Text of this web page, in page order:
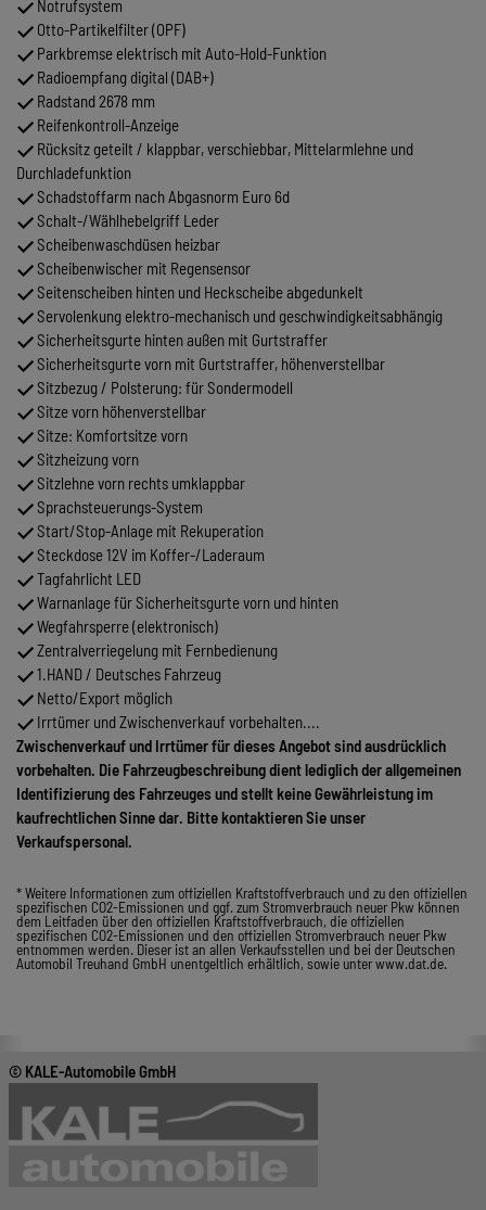
Notrufsystem
Otto-Partikelfilter (OPF)
Parkbremse elektrisch mit Auto-Hold-Funktion
Radioempfang digital (DAB+)
Radstand 2678 mm
Reifenkontroll-Anzeige
Rücksitz geteilt / klappbar, verschiebbar, Mittelarmlehne und
Durchladefunktion
Schadstoffarm nach Abgasnorm Euro 6d
Schalt-/Wählhebelgriff Leder
Scheibenwaschdüsen heizbar
Scheibenwischer mit Regensensor
Seitenscheiben hinten und Heckscheibe abgedunkelt
Servolenkung elektro-mechanisch und geschwindigkeitsabhängig
Sicherheitsgurte hinten außen mit Gurtstraffer
Sicherheitsgurte vorn mit Gurtstraffer, höhenverstellbar
Sitzbezug / Polsterung: für Sondermodell
Sitze vorn höhenverstellbar
Sitze: Komfortsitze vorn
Sitzheizung vorn
Sitzlehne vorn rechts umklappbar
Sprachsteuerungs-System
Start/Stop-Anlage mit Rekuperation
Steckdose 12V im Koffer-/Laderaum
Tagfahrlicht LED
Warnanlage für Sicherheitsgurte vorn und hinten
Wegfahrsperre (elektronisch)
Zentralverriegelung mit Fernbedienung
1.HAND / Deutsches Fahrzeug
Netto/Export möglich
Irrtümer und Zwischenverkauf vorbehalten....
Zwischenverkauf und Irrtümer für dieses Angebot sind ausdrücklich
vorbehalten. Die Fahrzeugbeschreibung dient lediglich der allgemeinen
Identifizierung des Fahrzeuges und stellt keine Gewährleistung im
kaufrechtlichen Sinne dar. Bitte kontaktieren Sie unser
Verkaufspersonal.
* Weitere Informationen zum offiziellen Kraftstoffverbrauch und zu den offiziellen
spezifischen CO2-Emissionen und ggf. zum Stromverbrauch neuer Pkw können
dem Leitfaden über den offiziellen Kraftstoffverbrauch, die offiziellen
spezifischen CO2-Emissionen und den offiziellen Stromverbrauch neuer Pkw
entnommen werden. Dieser ist an allen Verkaufsstellen und bei der Deutschen
Automobil Treuhand GmbH unentgeltlich erhältlich, sowie unter www.dat.de.
© KALE-Automobile GmbH